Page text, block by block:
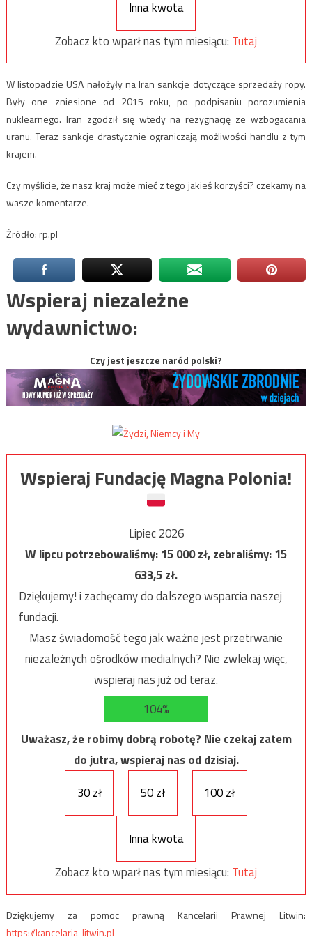
Inna kwota
Zobacz kto wparł nas tym miesiącu: Tutaj
W listopadzie USA nałożyły na Iran sankcje dotyczące sprzedaży ropy.
Były one zniesione od 2015 roku, po podpisaniu porozumienia
nuklearnego. Iran zgodził się wtedy na rezygnację ze wzbogacania
uranu. Teraz sankcje drastycznie ograniczają możliwości handlu z tym
krajem.
Czy myślicie, że nasz kraj może mieć z tego jakieś korzyści? czekamy na
wasze komentarze.
Źródło: rp.pl
Wspieraj niezależne
wydawnictwo:
Czy jest jeszcze naród polski?
Wspieraj Fundację Magna Polonia!
Lipiec 2026
W lipcu potrzebowaliśmy:15 000zł, zebraliśmy:15
633,5zł.
Dziękujemy! i zachęcamy do dalszego wsparcia naszej
fundacji.
Masz świadomość tego jak ważne jest przetrwanie
niezależnych ośrodków medialnych? Nie zwlekaj więc,
wspieraj nas już od teraz.
104%
Uważasz, że robimy dobrą robotę? Nie czekaj zatem
do jutra, wspieraj nas od dzisiaj.
30 zł
50 zł 100 zł
Inna kwota
Zobacz kto wparł nas tym miesiącu: Tutaj
Dziękujemy za pomoc prawną Kancelarii Prawnej Litwin:
https://kancelaria-litwin.pl